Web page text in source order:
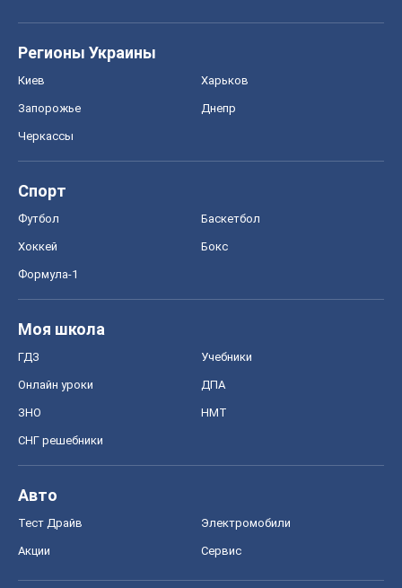
Регионы Украины
Киев Харьков
Запорожье Днепр
Черкассы
Спорт
Футбол Баскетбол
Хоккей Бокс
Формула-1
Моя школа
ГДЗ Учебники
Онлайн уроки ДПА
ЗНО НМТ
СНГ решебники
Авто
Тест Драйв Электромобили
Акции Сервис